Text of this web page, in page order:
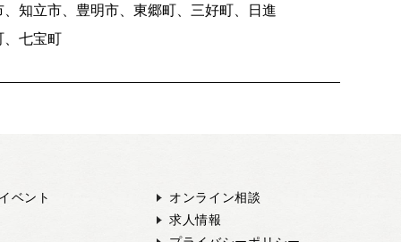
知立市、豊明市、東郷町、三好町、日進
、七宝町
ベント
オンライン相談
求人情報